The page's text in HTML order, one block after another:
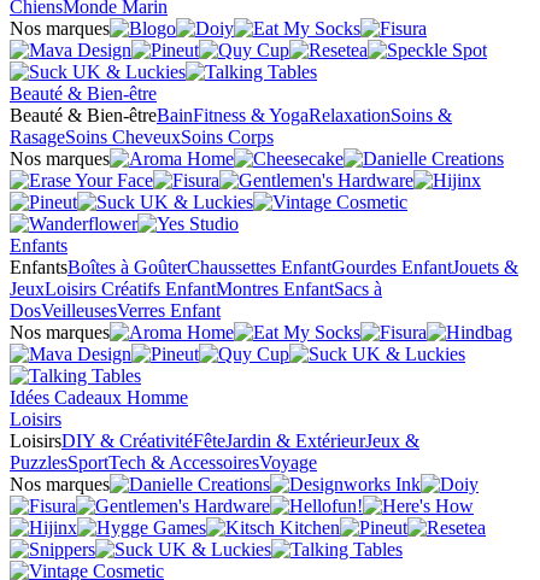
ChiensMonde Marin
Nos marques
Beauté & Bien-être
Beauté & Bien-êtreBainFitness & YogaRelaxationSoins &
RasageSoins CheveuxSoins Corps
Nos marques
Enfants
EnfantsBoîtes à GoûterChaussettes EnfantGourdes EnfantJouets &
JeuxLoisirs Créatifs EnfantMontres EnfantSacs à
DosVeilleusesVerres Enfant
Nos marques
Idées Cadeaux Homme
Loisirs
LoisirsDIY & CréativitéFêteJardin & ExtérieurJeux &
PuzzlesSportTech & AccessoiresVoyage
Nos marques